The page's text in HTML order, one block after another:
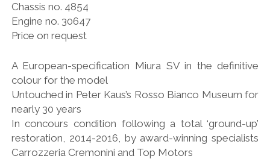
Chassis no. 4854
Engine no. 30647
Price on request
A European-specification Miura SV in the definitive
colour for the model
Untouched in Peter Kaus’s Rosso Bianco Museum for
nearly 30 years
In concours condition following a total ‘ground-up’
restoration, 2014-2016, by award-winning specialists
Carrozzeria Cremonini and Top Motors